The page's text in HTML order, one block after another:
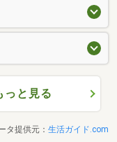
っと見る
タ提供元： 生活ガイド.com